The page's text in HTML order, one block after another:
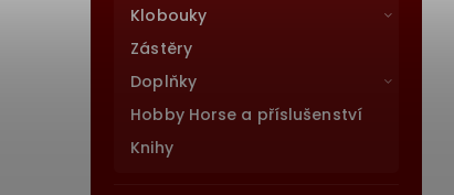
Klobouky
Zástěry
Doplňky
Hobby Horse a příslušenství
Knihy